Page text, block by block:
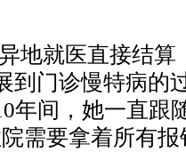
地就医直接结算
到门诊慢特病的
年间，她一直跟
需要拿着所有